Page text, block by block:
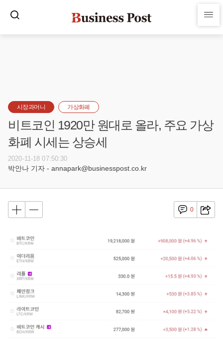
시장과머니 가상화폐
비트코인 1920만 원대로 올라, 주요 가상
화폐 시세는 상승세
2020-11-18 07:50:30
박안나 기자 - annapark@businesspost.co.kr
0